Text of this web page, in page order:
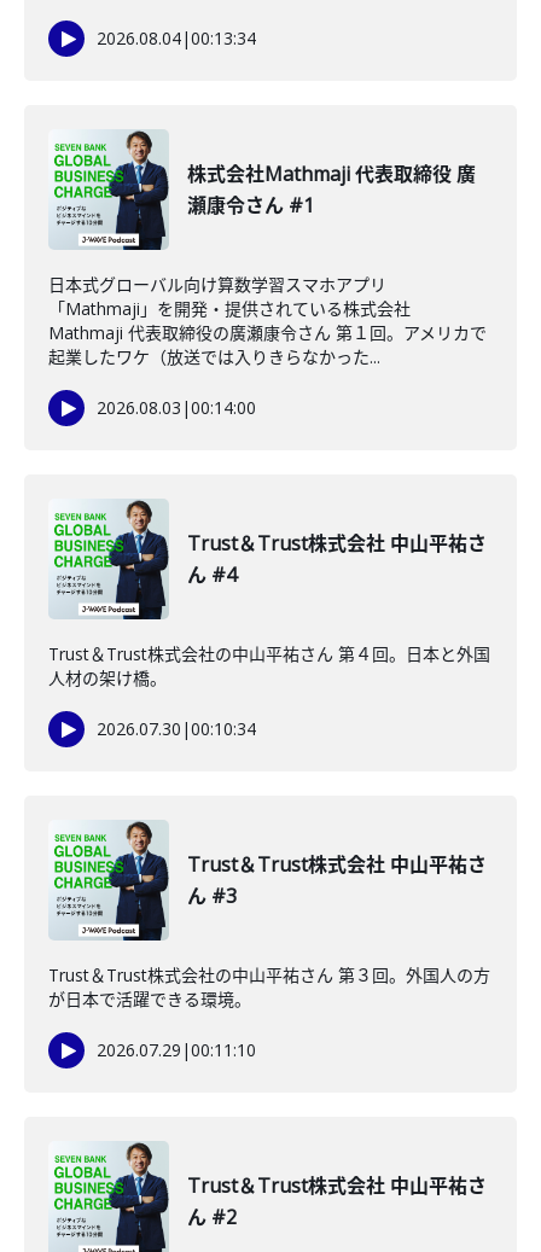
2026.08.04|00:13:34
株式会社Mathmaji 代表取締役 廣
瀬康令さん #1
日本式グローバル向け算数学習スマホアプリ
「Mathmaji」を開発・提供されている株式会社
Mathmaji 代表取締役の廣瀬康令さん 第１回。アメリカで
起業したワケ（放送では入りきらなかった...
2026.08.03 |00:14:00
Trust＆Trust株式会社 中山平祐さ
ん #4
Trust＆Trust株式会社の中山平祐さん 第４回。日本と外国
人材の架け橋。
2026.07.30 |00:10:34
Trust＆Trust株式会社 中山平祐さ
ん #3
Trust＆Trust株式会社の中山平祐さん 第３回。外国人の方
が日本で活躍できる環境。
2026.07.29 |00:11:10
Trust＆Trust株式会社 中山平祐さ
ん #2